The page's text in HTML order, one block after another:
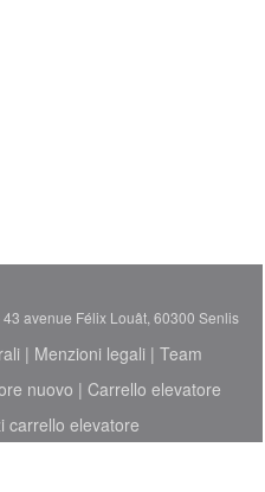
avenue Félix Louât, 60300 Senlis
| Menzioni legali| Team
nuovo | Carrello elevatore
carrello elevatore